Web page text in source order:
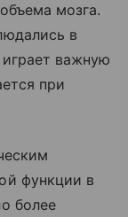
мозга.
в
важную
при
функции в
более